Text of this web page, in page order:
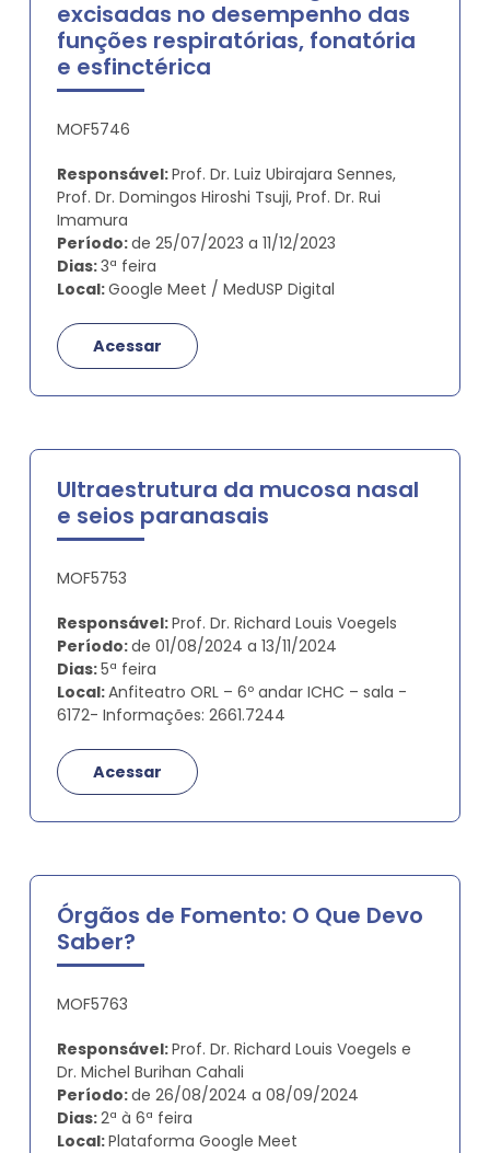
excisadas no desempenho das
funções respiratórias, fonatória
e esfinctérica
MOF5746
Responsável:Prof. Dr. Luiz Ubirajara Sennes,
Prof. Dr. Domingos Hiroshi Tsuji, Prof. Dr. Rui
Imamura
Período:de 25/07/2023 a 11/12/2023
Dias:3ª feira
Local:Google Meet / MedUSP Digital
Acessar
Ultraestrutura da mucosa nasal
e seios paranasais
MOF5753
Responsável:Prof. Dr. Richard Louis Voegels
Período:de 01/08/2024 a 13/11/2024
Dias:5ª feira
Local:Anfiteatro ORL – 6º andar ICHC – sala -
6172- Informações: 2661.7244
Acessar
Órgãos de Fomento: O Que Devo
Saber?
MOF5763
Responsável:Prof. Dr. Richard Louis Voegels e
Dr. Michel Burihan Cahali
Período:de 26/08/2024 a 08/09/2024
Dias:2ª à 6ª feira
Local:Plataforma Google Meet